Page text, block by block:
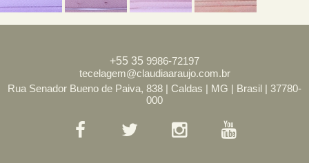
+55 35 9986-72197
tecelagem@claudiaaraujo.com.br
Rua Senador Bueno de Paiva, 838 | Caldas | MG | Brasil | 37780-
000